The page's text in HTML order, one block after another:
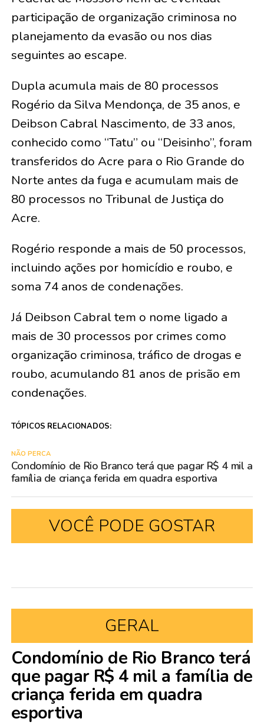
participação de organização criminosa no
planejamento da evasão ou nos dias
seguintes ao escape.
Dupla acumula mais de 80 processos
Rogério da Silva Mendonça, de 35 anos, e
Deibson Cabral Nascimento, de 33 anos,
conhecido como “Tatu” ou “Deisinho”, foram
transferidos do Acre para o Rio Grande do
Norte antes da fuga e acumulam mais de
80 processos no Tribunal de Justiça do
Acre.
Rogério responde a mais de 50 processos,
incluindo ações por homicídio e roubo, e
soma 74 anos de condenações.
Já Deibson Cabral tem o nome ligado a
mais de 30 processos por crimes como
organização criminosa, tráfico de drogas e
roubo, acumulando 81 anos de prisão em
condenações.
TÓPICOS RELACIONADOS:
NÃO PERCA
Condomínio de Rio Branco terá que pagar R$ 4 mil a
família de criança ferida em quadra esportiva
VOCÊ PODE GOSTAR
GERAL
Condomínio de Rio Branco terá
que pagar R$ 4 mil a família de
criança ferida em quadra
esportiva